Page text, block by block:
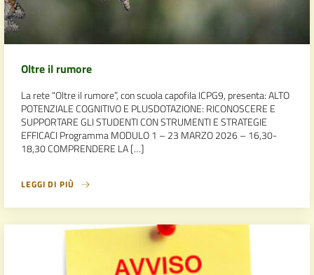
Oltre il rumore
La rete “Oltre il rumore”, con scuola capofila ICPG9, presenta: ALTO
POTENZIALE COGNITIVO E PLUSDOTAZIONE: RICONOSCERE E
SUPPORTARE GLI STUDENTI CON STRUMENTI E STRATEGIE
EFFICACI Programma MODULO 1 – 23 MARZO 2026 – 16,30-
18,30 COMPRENDERE LA […]
LEGGI DI PIÙ